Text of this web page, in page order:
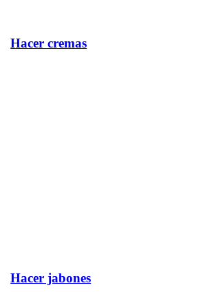
Hacer cremas
Hacer jabones